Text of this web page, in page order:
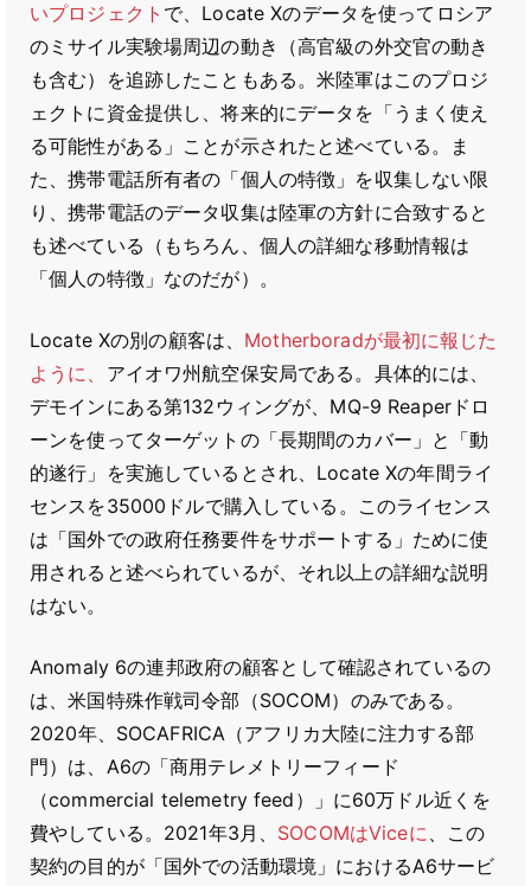
いプロジェクト で、Locate Xのデータを使ってロシア
のミサイル実験場周辺の動き（高官級の外交官の動き
も含む）を追跡したこともある。米陸軍はこのプロジ
ェクトに資金提供し、将来的にデータを「うまく使え
る可能性がある」ことが示されたと述べている。ま
た、携帯電話所有者の「個人の特徴」を収集しない限
り、携帯電話のデータ収集は陸軍の方針に合致すると
も述べている（もちろん、個人の詳細な移動情報は
「個人の特徴」なのだが）。
Locate Xの別の顧客は、 Motherboradが最初に報じた
ように、 アイオワ州航空保安局である。具体的には、
デモインにある第132ウィングが、MQ-9 Reaperドロ
ーンを使ってターゲットの「長期間のカバー」と「動
的遂行」を実施しているとされ、Locate Xの年間ライ
センスを35000ドルで購入している。このライセンス
は「国外での政府任務要件をサポートする」ために使
用されると述べられているが、それ以上の詳細な説明
はない。
Anomaly 6の連邦政府の顧客として確認されているの
は、米国特殊作戦司令部（SOCOM）のみである。
2020年、SOCAFRICA（アフリカ大陸に注力する部
門）は、A6の「商用テレメトリーフィード
（commercial telemetry feed）」に60万ドル近くを
費やしている。2021年3月、 SOCOMはViceに、この
契約の目的が「国外での活動環境」におけるA6サービ